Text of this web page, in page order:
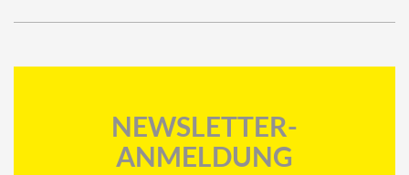
NEWSLETTER-
ANMELDUNG